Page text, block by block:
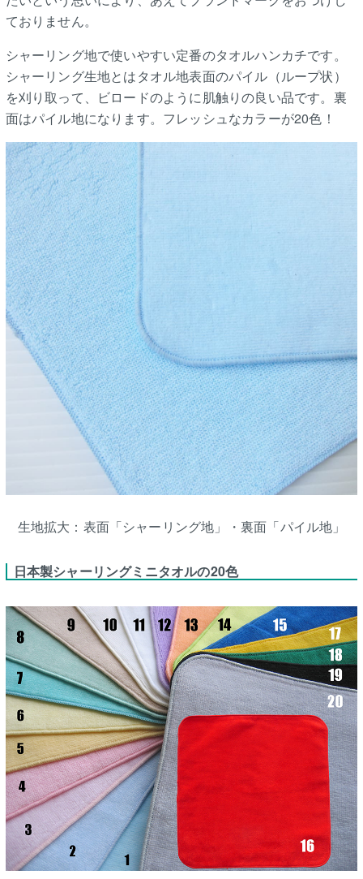
ておりません。
シャーリング地で使いやすい定番のタオルハンカチです。
シャーリング生地とはタオル地表面のパイル（ループ状）
を刈り取って、ビロードのように肌触りの良い品です。裏
面はパイル地になります。フレッシュなカラーが20色！
生地拡大：表面「シャーリング地」・裏面「パイル地」
日本製シャーリングミニタオルの20色